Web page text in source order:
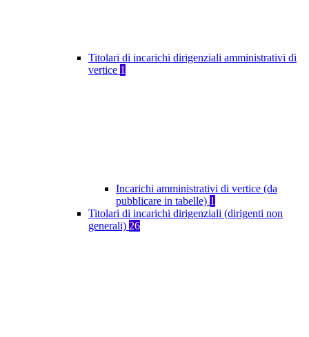
Titolari di incarichi dirigenziali amministrativi di
vertice 1
Incarichi amministrativi di vertice (da
pubblicare in tabelle) 1
Titolari di incarichi dirigenziali (dirigenti non
generali) 26